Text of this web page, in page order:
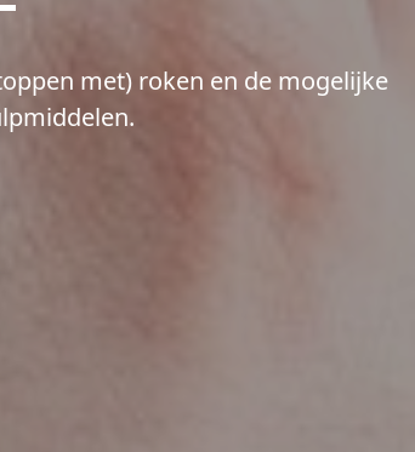
met) roken en de mogelijke